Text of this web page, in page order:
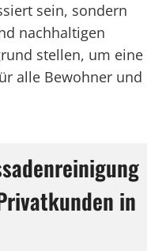
sein, sondern
nachhaltigen
stellen, um eine
alle Bewohner und
in